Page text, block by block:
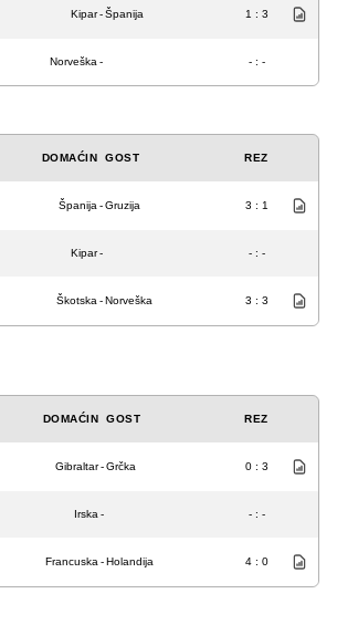
Kipar-Španija 1 : 3
Norveška - - : -
DOMAĆIN GOST REZ
Španija -Gruzija 3 : 1
Kipar- - : -
Škotska -Norveška 3 : 3
DOMAĆIN GOST REZ
Gibraltar-Grčka 0 : 3
Irska - - : -
Francuska -Holandija 4 : 0